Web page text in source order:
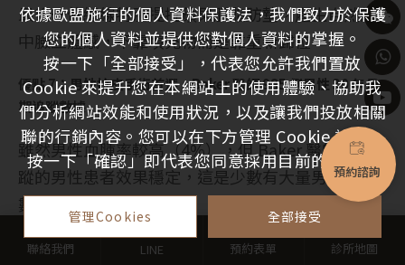
最後一條縫線特別提拉蘋果肌脂肪墊，產生自然的
中臉立體感，不靠填充物而是靠重新歸位。
優點 7：男性拉皮手術首選，Baker 醫師 985 例男性 30 年長
期追蹤數據
雖然男性血腫率較高（4%），但 Baker 醫師長年追
蹤的男性患者效果穩定，這是少數有大量男性患者
數據的拉皮技術。
👉 延伸閱讀：
男性臉部拉皮手術完整解析｜Male
預約諮詢
聯絡我們 LINE 預約表單 診所地圖
依據歐盟施行的個人資料保護法，我們致力於保護
您的個人資料並提供您對個人資料的掌握。
按一下「全部接受」，代表您允許我們置放
Cookie 來提升您在本網站上的使用體驗、協助我
們分析網站效能和使用狀況，以及讓我們投放相關
聯的行銷內容。您可以在下方管理 Cookie 設定。
按一下「確認」即代表您同意採用目前的設定。
管理Cookies 全部接受